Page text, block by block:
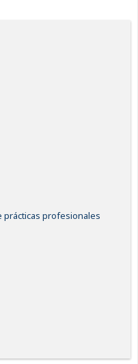
prácticas profesionales